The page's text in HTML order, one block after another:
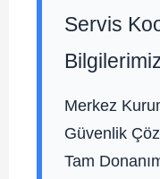
Servis
Merkez
Güvenlik
Tam